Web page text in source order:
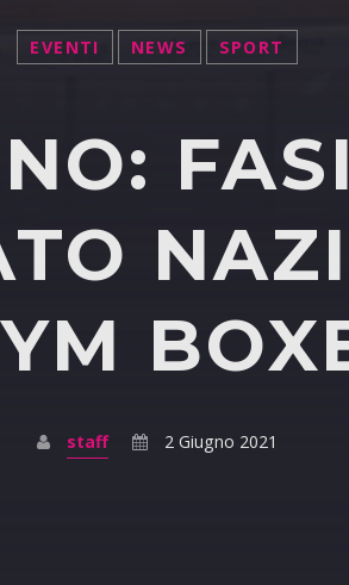
EVENTI NEWS SPORT
staff 2 Giugno 2021